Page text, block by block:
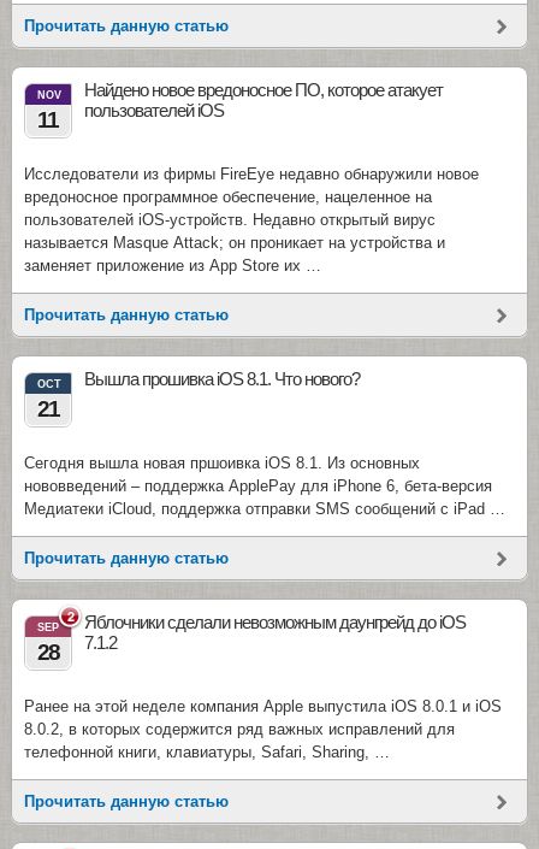
Прочитать данную статью
NOV
11
Найдено новое вредоносное ПО, которое атакует
пользователей iOS
Исследователи из фирмы FireEye недавно обнаружили новое
вредоносное программное обеспечение, нацеленное на
пользователей iOS-устройств. Недавно открытый вирус
называется Masque Attack; он проникает на устройства и
заменяет приложение из App Store их …
Прочитать данную статью
OCT
21
Вышла прошивка iOS 8.1. Что нового?
Сегодня вышла новая пршоивка iOS 8.1. Из основных
нововведений – поддержка ApplePay для iPhone 6, бета-версия
Медиатеки iCloud, поддержка отправки SMS сообщений c iPad …
Прочитать данную статью
2
SEP
28
Яблочники сделали невозможным даунгрейд до iOS
7.1.2
Ранее на этой неделе компания Apple выпустила iOS 8.0.1 и iOS
8.0.2, в которых содержится ряд важных исправлений для
телефонной книги, клавиатуры, Safari, Sharing, …
Прочитать данную статью